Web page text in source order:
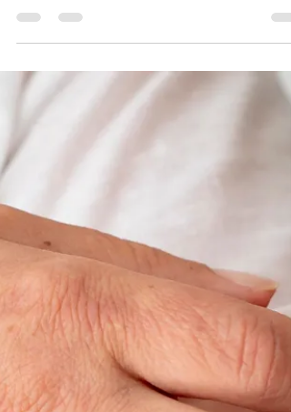
ELECTRÓNICO
¿Volver a usar el Tapabocas? Un llamado que
acuerdo con la vigilancia epidemiológica del...